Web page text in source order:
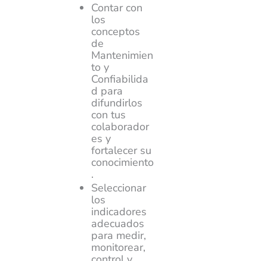
Contar con
los
conceptos
de
Mantenimien
to y
Confiabilida
d para
difundirlos
con tus
colaborador
es y
fortalecer su
conocimiento
.
Seleccionar
los
indicadores
adecuados
para medir,
monitorear,